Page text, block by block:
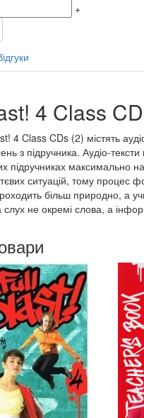
+
4 Class
4 Class CDs (2) містять
з підручника. Аудіо-
підручниках максимально
ситуацій, тому процес
більш природно, а
не окремі слова, а